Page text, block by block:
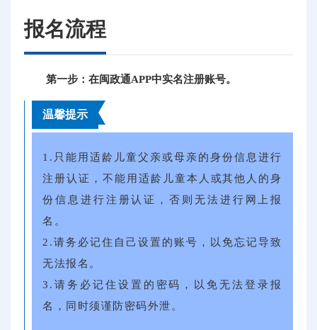
报名流程
第一步：在闽政通APP中实名注册账号。
温馨提示
1.只能用适龄儿童父亲或母亲的身份信息进行
注册认证，不能用适龄儿童本人或其他人的身
份信息进行注册认证，否则无法进行网上报
名 。
2.请务必记住自己设置的账号，以免忘记导致
无法报名。
3.请务必记住设置的密码，以免无法登录报
名，同时须谨防密码外泄。